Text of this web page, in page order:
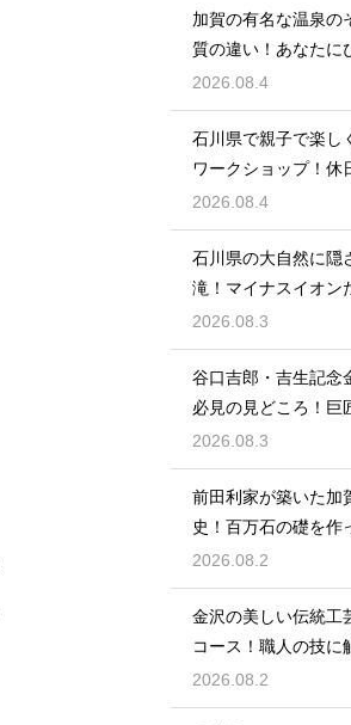
加賀の有名な温泉の
質の違い！あなたに
湯を探す
2026.08.4
石川県で親子で楽し
ワークショップ！休
りに最適
2026.08.4
石川県の大自然に隠
滝！マイナスイオン
やし空間
2026.08.3
谷口吉郎・吉生記念
必見の見どころ！巨
の神髄
2026.08.3
前田利家が築いた加
史！百万石の礎を作
涯に迫る
2026.08.2
金沢の美しい伝統工
コース！職人の技に
作りの旅
2026.08.2